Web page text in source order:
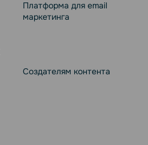
Платформа для email
маркетинга
Создателям контента